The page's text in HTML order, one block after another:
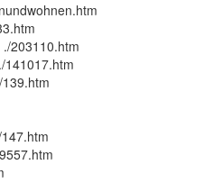
./203110.htm
./141017.htm
/139.htm